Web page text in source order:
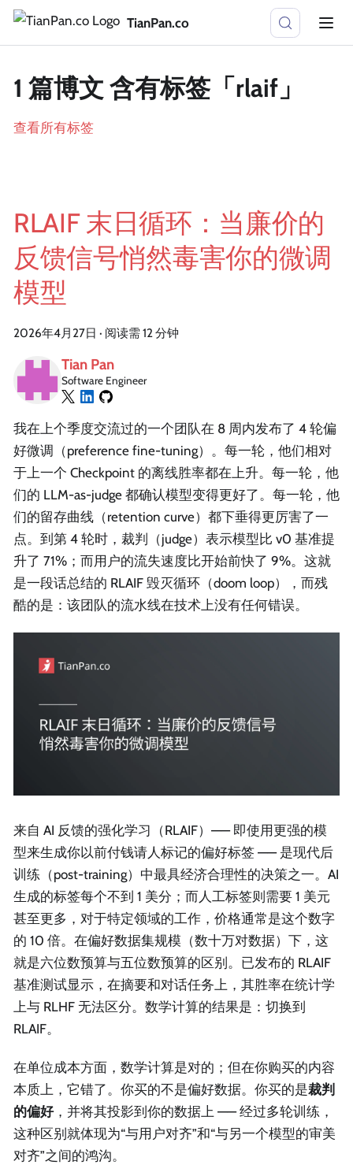
TianPan.co
1 篇博文 含有标签「rlaif」
查看所有标签
RLAIF 末日循环：当廉价的
反馈信号悄然毒害你的微调
模型
2026年4月27日 · 阅读需 12 分钟
Tian Pan
Software Engineer
我在上个季度交流过的一个团队在 8 周内发布了 4 轮偏
好微调（preference fine-tuning）。每一轮，他们相对
于上一个 Checkpoint 的离线胜率都在上升。每一轮，他
们的 LLM-as-judge 都确认模型变得更好了。每一轮，他
们的留存曲线（retention curve）都下垂得更厉害了一
点。到第 4 轮时，裁判（judge）表示模型比 v0 基准提
升了 71%；而用户的流失速度比开始前快了 9%。这就
是一段话总结的 RLAIF 毁灭循环（doom loop），而残
酷的是：该团队的流水线在技术上没有任何错误。
来自 AI 反馈的强化学习（RLAIF）—— 即使用更强的模
型来生成你以前付钱请人标记的偏好标签 —— 是现代后
训练（post-training）中最具经济合理性的决策之一。AI
生成的标签每个不到 1 美分；而人工标签则需要 1 美元
甚至更多，对于特定领域的工作，价格通常是这个数字
的 10 倍。在偏好数据集规模（数十万对数据）下，这
就是六位数预算与五位数预算的区别。已发布的 RLAIF
基准测试显示，在摘要和对话任务上，其胜率在统计学
上与 RLHF 无法区分。数学计算的结果是：切换到
RLAIF。
在单位成本方面，数学计算是对的；但在你购买的内容
本质上，它错了。你买的不是偏好数据。你买的是裁判
的偏好，并将其投影到你的数据上 —— 经过多轮训练，
这种区别就体现为“与用户对齐”和“与另一个模型的审美
对齐”之间的鸿沟。